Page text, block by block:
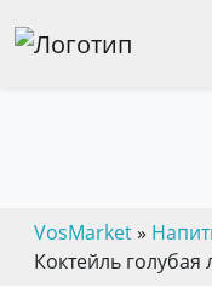
VosMarket»
Коктейль голубая